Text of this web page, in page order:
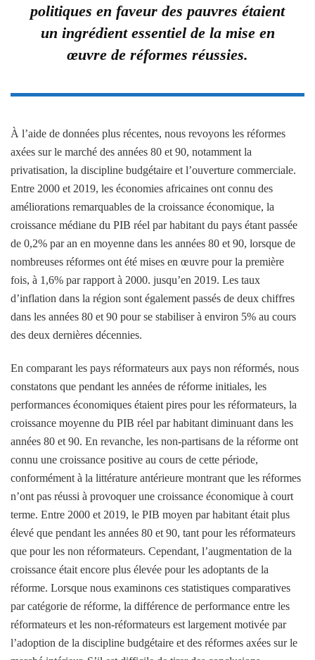
politiques en faveur des pauvres étaient
un ingrédient essentiel de la mise en
œuvre de réformes réussies.
À l’aide de données plus récentes, nous revoyons les réformes
axées sur le marché des années 80 et 90, notamment la
privatisation, la discipline budgétaire et l’ouverture commerciale.
Entre 2000 et 2019, les économies africaines ont connu des
améliorations remarquables de la croissance économique, la
croissance médiane du PIB réel par habitant du pays étant passée
de 0,2% par an en moyenne dans les années 80 et 90, lorsque de
nombreuses réformes ont été mises en œuvre pour la première
fois, à 1,6% par rapport à 2000. jusqu’en 2019. Les taux
d’inflation dans la région sont également passés de deux chiffres
dans les années 80 et 90 pour se stabiliser à environ 5% au cours
des deux dernières décennies.
En comparant les pays réformateurs aux pays non réformés, nous
constatons que pendant les années de réforme initiales, les
performances économiques étaient pires pour les réformateurs, la
croissance moyenne du PIB réel par habitant diminuant dans les
années 80 et 90. En revanche, les non-partisans de la réforme ont
connu une croissance positive au cours de cette période,
conformément à la littérature antérieure montrant que les réformes
n’ont pas réussi à provoquer une croissance économique à court
terme. Entre 2000 et 2019, le PIB moyen par habitant était plus
élevé que pendant les années 80 et 90, tant pour les réformateurs
que pour les non réformateurs. Cependant, l’augmentation de la
croissance était encore plus élevée pour les adoptants de la
réforme. Lorsque nous examinons ces statistiques comparatives
par catégorie de réforme, la différence de performance entre les
réformateurs et les non-réformateurs est largement motivée par
l’adoption de la discipline budgétaire et des réformes axées sur le